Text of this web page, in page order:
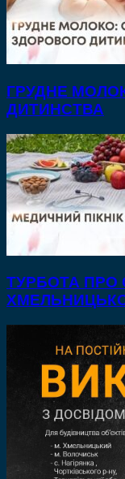
ГРУДНЕ
ДИТИНСТВА
ТУРБОТА ПРО